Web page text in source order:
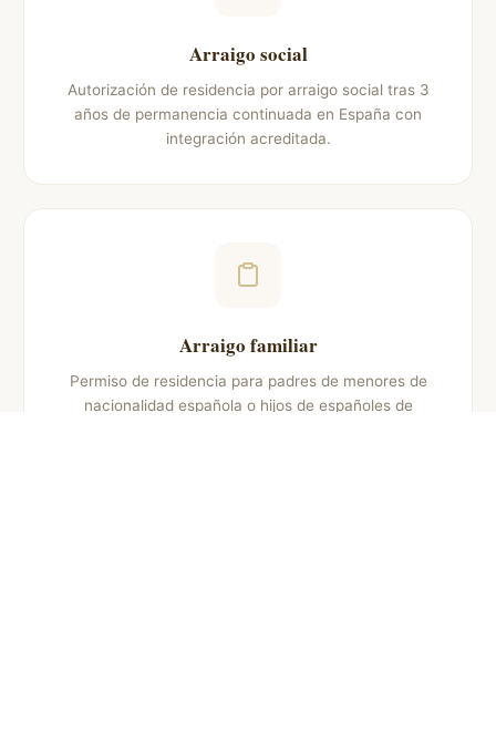
Arraigo social
Autorización de residencia por arraigo social tras 3
años de permanencia continuada en España con
integración acreditada.
Arraigo familiar
Permiso de residencia para padres de menores de
nacionalidad española o hijos de españoles de